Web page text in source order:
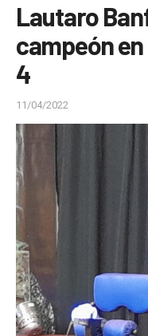
Lautaro
campeón
4
11/04/2022